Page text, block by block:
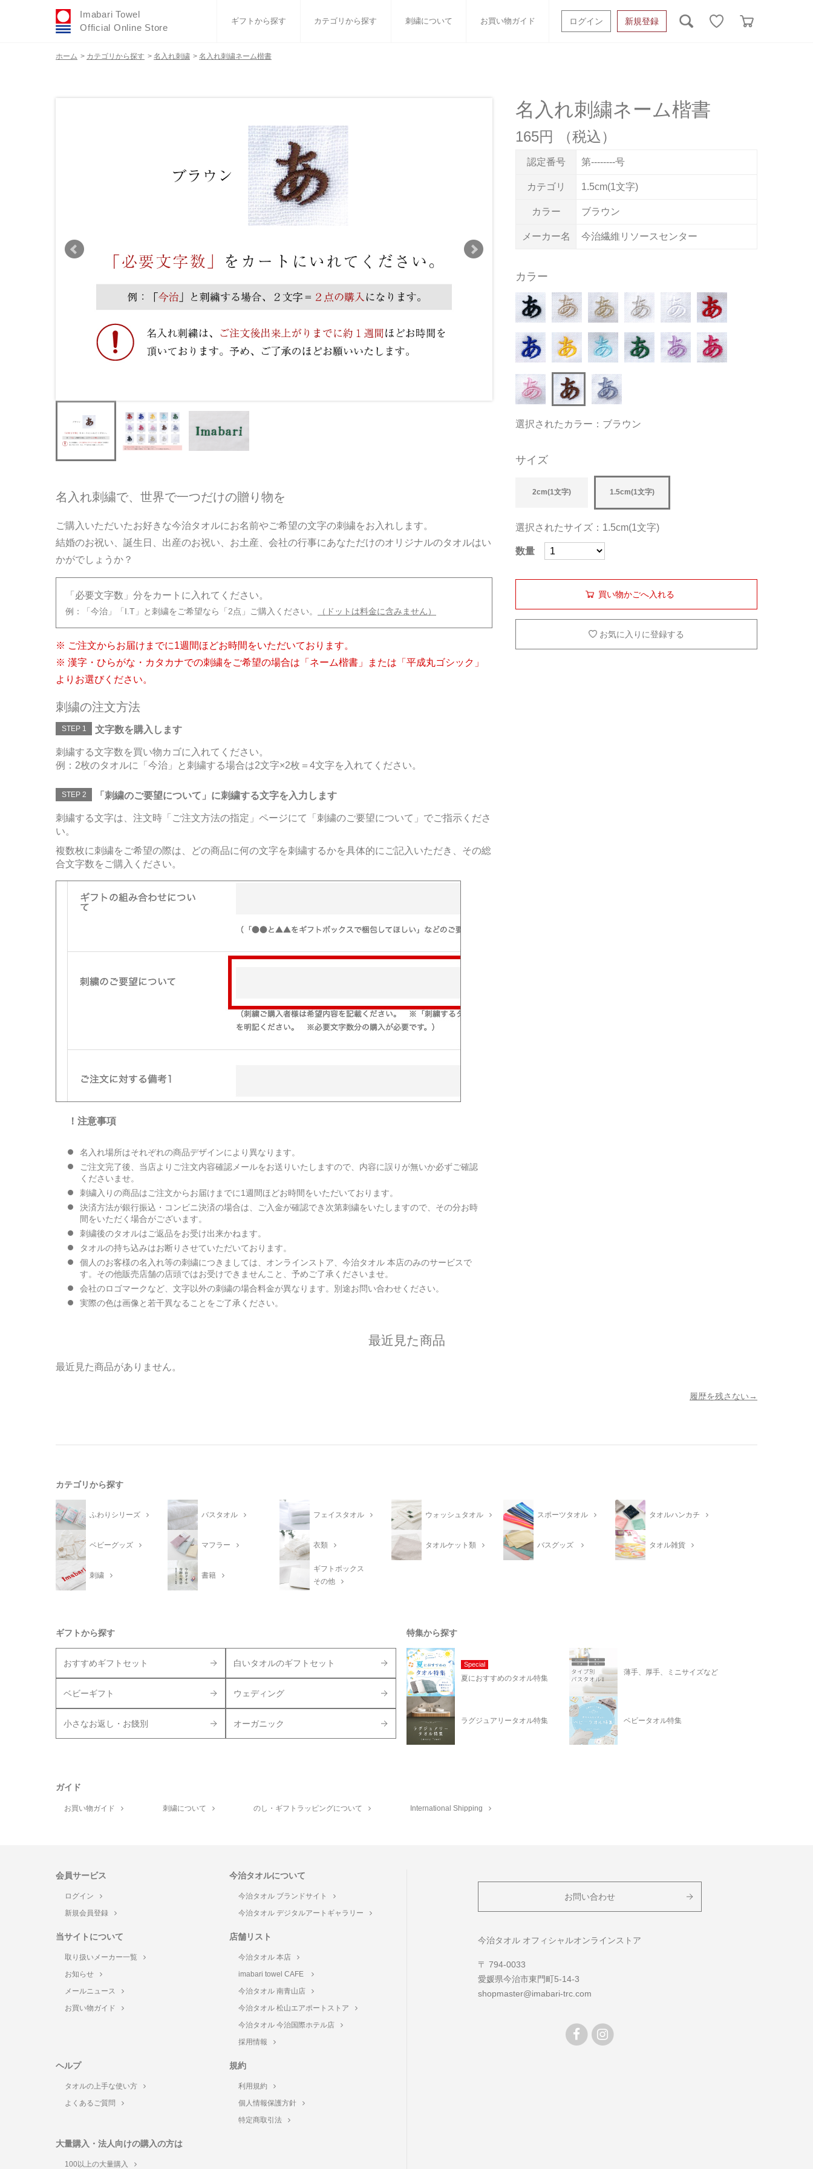
Imabari Towel
Official Online Store
ギフトから探す カテゴリから探す 刺繍について お買い物ガイド ログイン 新規登録
オーガニック
衣類 タオルケット類
タオル雑貨
ホーム > カテゴリから探す > 名入れ刺繍 > 名入れ刺繍ネーム楷書
名入れ刺繍で、世界で一つだけの贈り物を
ご購入いただいたお好きな今治タオルにお名前やご希望の文字の刺繍をお入れします。
結婚のお祝い、誕生日、出産のお祝い、お土産、会社の行事にあなただけのオリジナルのタオルはい
かがでしょうか？
「必要文字数」分をカートに入れてください。
例：「今治」「I.T」と刺繍をご希望なら「2点」ご購入ください。 （ドットは料金に含みません）
※ ご注文からお届けまでに1週間ほどお時間をいただいております。
※ 漢字・ひらがな・カタカナでの刺繍をご希望の場合は「ネーム楷書」または「平成丸ゴシック」
よりお選びください。
刺繍の注文方法
STEP 1 文字数を購入します
刺繍する文字数を買い物カゴに入れてください。
例：2枚のタオルに「今治」と刺繍する場合は2文字×2枚＝4文字を入れてください。
STEP 2 「刺繍のご要望について」に刺繍する文字を入力します
刺繍する文字は、注文時「ご注文方法の指定」ページにて「刺繍のご要望について」でご指示くださ
い。
複数枚に刺繍をご希望の際は、どの商品に何の文字を刺繍するかを具体的にご記入いただき、その総
合文字数をご購入ください。
！注意事項
名入れ場所はそれぞれの商品デザインにより異なります。
ご注文完了後、当店よりご注文内容確認メールをお送りいたしますので、内容に誤りが無いか必ずご確認
くださいませ。
刺繍入りの商品はご注文からお届けまでに1週間ほどお時間をいただいております。
決済方法が銀行振込・コンビニ決済の場合は、ご入金が確認でき次第刺繍をいたしますので、その分お時
間をいただく場合がございます。
刺繍後のタオルはご返品をお受け出来かねます。
タオルの持ち込みはお断りさせていただいております。
個人のお客様の名入れ等の刺繍につきましては、オンラインストア、今治タオル 本店のみのサービスで
す。その他販売店舗の店頭ではお受けできませんこと、予めご了承くださいませ。
会社のロゴマークなど、文字以外の刺繍の場合料金が異なります。別途お問い合わせください。
実際の色は画像と若干異なることをご了承ください。
名入れ刺繍ネーム楷書
165円
認定番号 第--------号
カテゴリ 1.5cm(1文字)
カラー ブラウン
メーカー名 今治繊維リソースセンター
カラー
選択されたカラー：ブラウン
サイズ
2cm(1文字) 1.5cm(1文字)
選択されたサイズ：1.5cm(1文字)
数量
買い物かごへ入れる
お気に入りに登録する
最近見た商品
最近見た商品がありません。
履歴を残さない
カテゴリから探す
ふわりシリーズ バスタオル フェイスタオル ウォッシュタオル スポーツタオル タオルハンカチ
ベビーグッズ マフラー 衣類 タオルケット類 バスグッズ タオル雑貨
刺繍 書籍
ギフトボックス
その他
ギフトから探す
おすすめギフトセット 白いタオルのギフトセット
ベビーギフト ウェディング
小さなお返し・お餞別 オーガニック
特集から探す
Special
夏におすすめのタオル特集
薄手、厚手、ミニサイズなど
ラグジュアリータオル特集 ベビータオル特集
ガイド
お買い物ガイド 刺繍について のし・ギフトラッピングについて International Shipping
会員サービス
ログイン
新規会員登録
今治タオルについて
今治タオル ブランドサイト
今治タオル デジタルアートギャラリー
当サイトについて
取り扱いメーカー一覧
お知らせ
メールニュース
お買い物ガイド
店舗リスト
今治タオル 本店
imabari towel CAFE
今治タオル 南青山店
今治タオル 松山エアポートストア
今治タオル 今治国際ホテル店
採用情報
ヘルプ
タオルの上手な使い方
よくあるご質問
規約
利用規約
個人情報保護方針
特定商取引法
大量購入・法人向けの購入の方は
100以上の大量購入
お問い合わせ
今治タオル オフィシャルオンラインストア
〒 794-0033
愛媛県今治市東門町5-14-3
shopmaster@imabari-trc.com